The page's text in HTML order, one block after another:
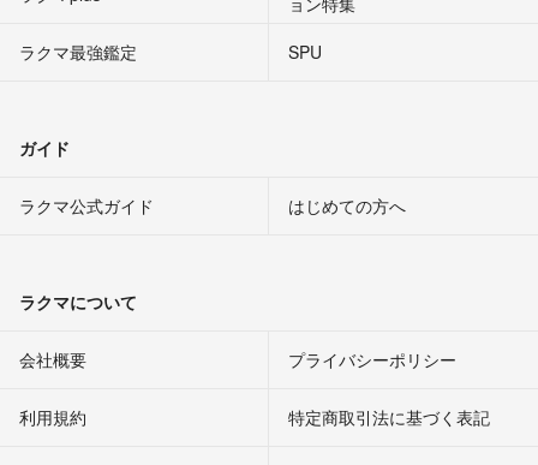
ラクマ最強鑑定
SPU
ガイド
ラクマ公式ガイド はじめての方へ
ラクマについて
会社概要 プライバシーポリシー
利用規約 特定商取引法に基づく表記